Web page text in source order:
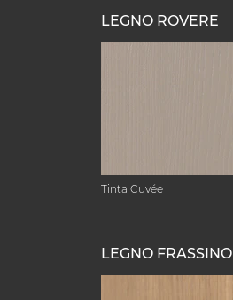
LEGNO ROVERE
Tinta Cuvée
LEGNO FRASSINO